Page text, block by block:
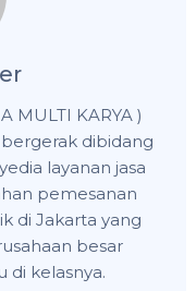
MULTI KARYA )
dibidang
layanan jasa
pemesanan
di Jakarta yang
besar
di kelasnya.